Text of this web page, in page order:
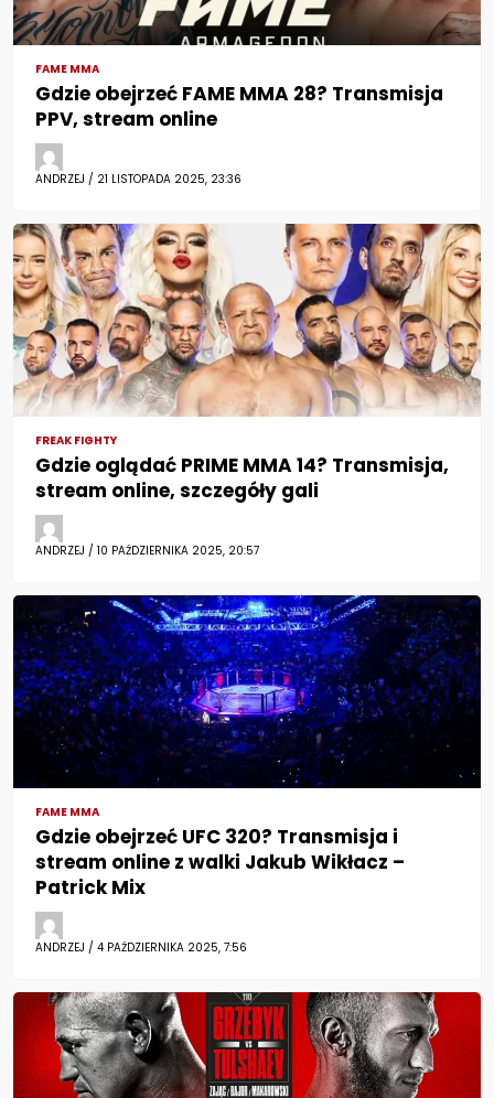
FAME MMA
Gdzie obejrzeć FAME MMA 28? Transmisja
PPV, stream online
ANDRZEJ / 21 LISTOPADA 2025, 23:36
FREAK FIGHTY
Gdzie oglądać PRIME MMA 14? Transmisja,
stream online, szczegóły gali
ANDRZEJ / 10 PAŹDZIERNIKA 2025, 20:57
FAME MMA
Gdzie obejrzeć UFC 320? Transmisja i
stream online z walki Jakub Wikłacz –
Patrick Mix
ANDRZEJ / 4 PAŹDZIERNIKA 2025, 7:56